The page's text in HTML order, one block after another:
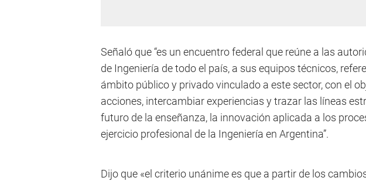
Señaló que “es un encuentro federal que reúne a las
de Ingeniería de todo el país, a sus equipos técnicos,
ámbito público y privado vinculado a este sector, con el
acciones, intercambiar experiencias y trazar las líneas
futuro de la enseñanza, la innovación aplicada a los
ejercicio profesional de la Ingeniería en Argentina”.
Dijo que «el criterio unánime es que a partir de los